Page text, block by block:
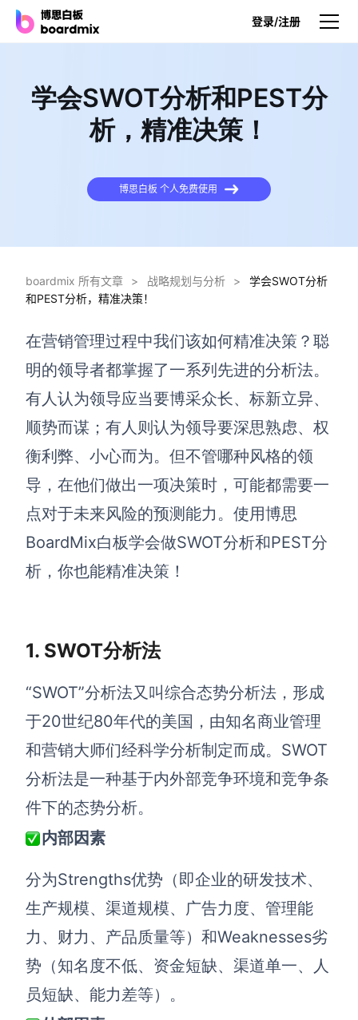
登录/注册
产品
博思白板
博思白板SDK
博思白板离线版
博思设计
一体化产品设计工具
博思AIPPT
AI生成PPT，支持在线编辑
资源与下载
向团队介绍
博思白板boardmix
客户端、插件
解决方案
高效协作
在线白板
涂鸦画板
敏捷实践
流程整理
客户旅程图
路线图
ER图
UML图
学会SWOT分析和PEST分
析，精准决策！
博思白板 个人免费使用
boardmix 所有文章 > 战略规划与分析 >
学会SWOT分析
和PEST分析，精准决策！
在营销管理过程中我们该如何精准决策？ 聪
明的领导者都掌握了一系列先进的分析法。
有人认为领导应当要博采众长、标新立异、
顺势而谋 ； 有人则认为领导要深思熟虑、权
衡利弊、小心而为。但不管哪种风格的领
导，在他们做出一项决策时，可能都需要一
点对于未来风险的预测能力。使用博思
BoardMix白板学会做SWOT分析和PEST分
析， 你也能精准决策！
1. SWOT分析法
“SWOT”分析法又叫综合态势分析法，形成
于20世纪80年代的美国，由知名商业管理
和营销大师们经科学分析制定而成。SWOT
分析法是一种基于内外部竞争环境和竞争条
件下的态势分析。
内部因素
分为Strengths优势（即企业的研发技术、
生产规模、渠道规模、广告力度、管理能
力、财力、产品质量等）和Weaknesses劣
势（知名度不低、资金短缺、渠道单一、人
员短缺、能力差等）。